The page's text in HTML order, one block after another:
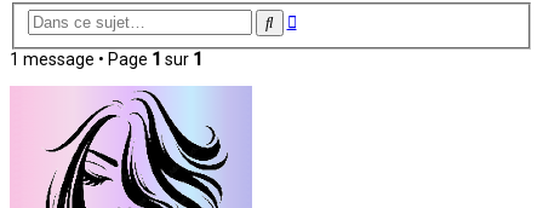
Rechercher
Recherche
1 message • Page 1 sur 1